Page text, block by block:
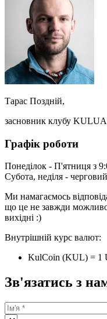
Тарас Поздній,
засновник клубу
Графік роботи
Понеділок - П'ятниця з
Субота, неділя -
Ми намагаємось
що це не завжди можливо
вихідні :)
Внутрішній курс валют:
KulCoin (KUL) = 1
Зв'язатись з